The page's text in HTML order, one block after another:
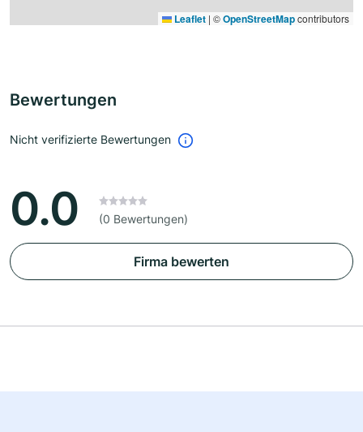
Leaflet | ©OpenStreetMapcontributors
Bewertungen
Nicht verifizierte Bewertungen
0.0 (0 Bewertungen)
Firma bewerten